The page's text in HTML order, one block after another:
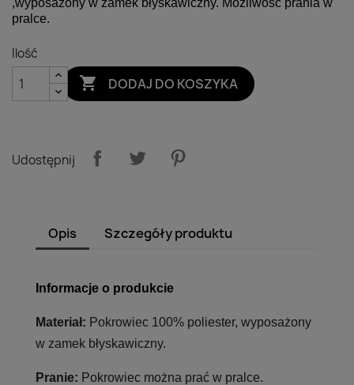
,wyposażony w zamek błyskawiczny. Możliwość prania w
pralce.
Ilość
 DODAJ DO KOSZYKA
Udostępnij
Opis Szczegóły produktu
Informacje o produkcie
Materiał: Pokrowiec 100% poliester, wyposażony
w zamek błyskawiczny.
Pranie: Pokrowiec można prać w pralce.